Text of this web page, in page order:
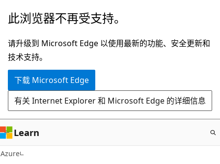
跳
主
要
内
此浏览器不再受支持。
请升级到 Microsoft Edge 以使用最新的功能、安全更新和
技术支持。
下载 Microsoft Edge
有关 Internet Explorer 和 Microsoft Edge 的详细信息
Learn
Azure